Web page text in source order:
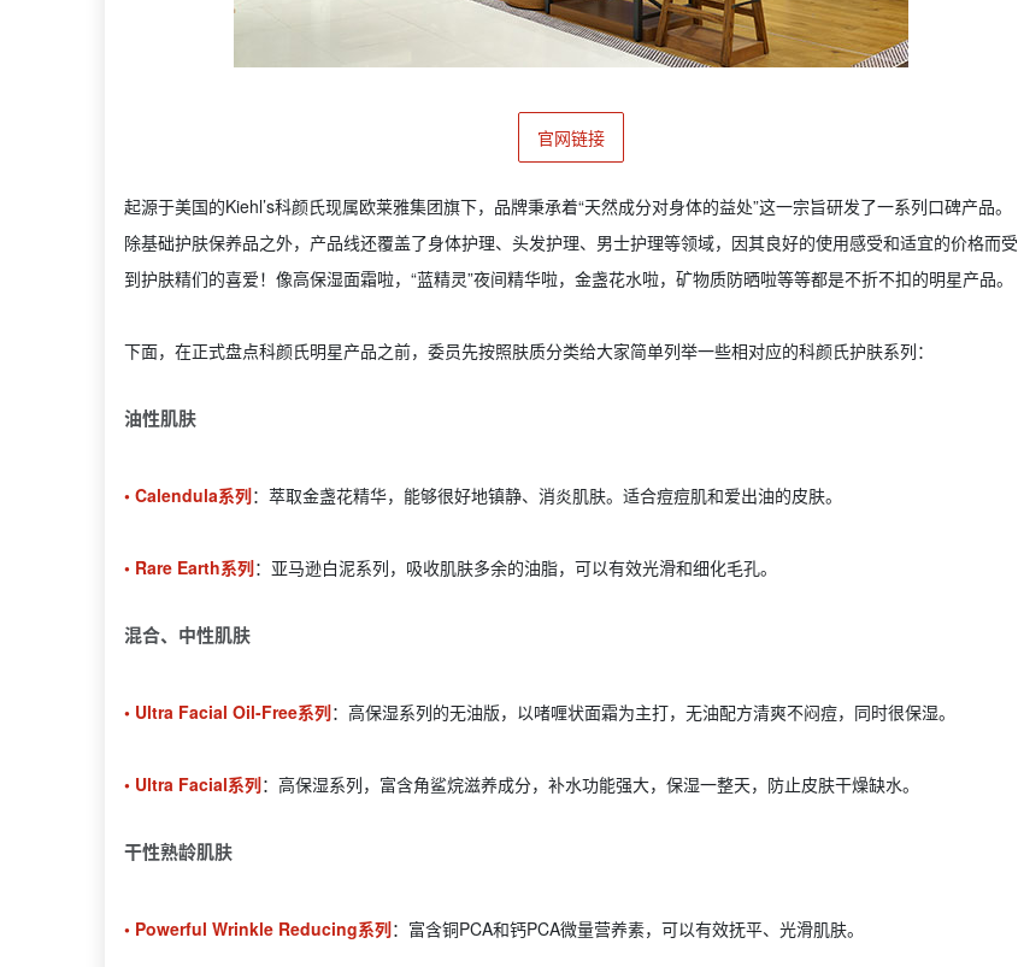
官网链接
起源于美国的Kiehl’s科颜氏现属欧莱雅集团旗下，品牌秉承着“天然成分对身体的益处”这一宗旨研发了一系列口碑产品。
除基础护肤保养品之外，产品线还覆盖了身体护理、头发护理、男士护理等领域，因其良好的使用感受和适宜的价格而受
到护肤精们的喜爱！像高保湿面霜啦，“蓝精灵”夜间精华啦，金盏花水啦，矿物质防晒啦等等都是不折不扣的明星产品。
下面，在正式盘点科颜氏明星产品之前，委员先按照肤质分类给大家简单列举一些相对应的科颜氏护肤系列：
油性肌肤
• Calendula系列：萃取金盏花精华，能够很好地镇静、消炎肌肤。适合痘痘肌和爱出油的皮肤。
• Rare Earth系列：亚马逊白泥系列，吸收肌肤多余的油脂，可以有效光滑和细化毛孔。
混合、中性肌肤
• Ultra Facial Oil-Free系列：高保湿系列的无油版，以啫喱状面霜为主打，无油配方清爽不闷痘，同时很保湿。
• Ultra Facial系列：高保湿系列，富含角鲨烷滋养成分，补水功能强大，保湿一整天，防止皮肤干燥缺水。
干性熟龄肌肤
• Powerful Wrinkle Reducing系列：富含铜PCA和钙PCA微量营养素，可以有效抚平、光滑肌肤。